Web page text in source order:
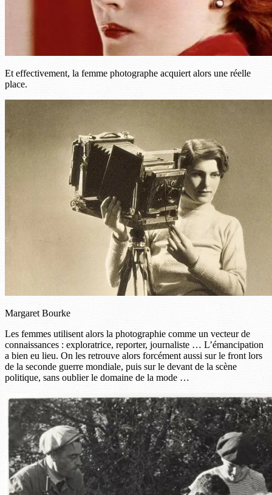
Et effectivement, la femme photographe acquiert alors une réelle
place.
Margaret Bourke
Les femmes utilisent alors la photographie comme un vecteur de
connaissances : exploratrice, reporter, journaliste … L’émancipation
a bien eu lieu. On les retrouve alors forcément aussi sur le front lors
de la seconde guerre mondiale, puis sur le devant de la scène
politique, sans oublier le domaine de la mode …